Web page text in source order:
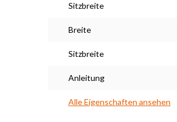
Sitzbreite
Breite
Sitzbreite
Anleitung
Alle Eigenschaften ansehen